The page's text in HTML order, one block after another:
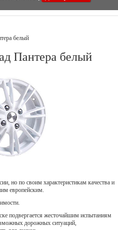
белый
Пантера белый
но по своим характеристикам качества и
европейским.
подвергается жесточайшим испытаниям
дорожных ситуаций,